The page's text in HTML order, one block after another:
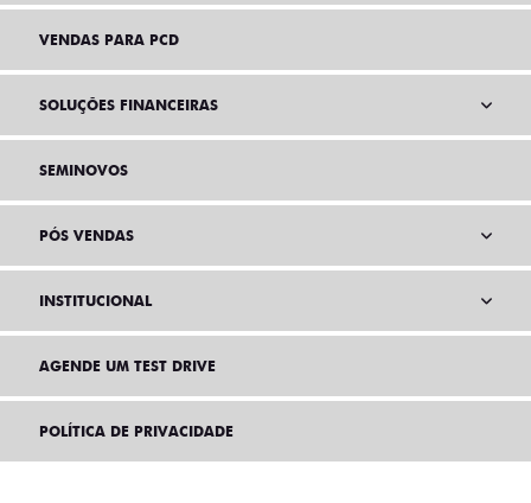
VENDAS PARA PCD
SOLUÇÕES FINANCEIRAS
SEMINOVOS
PÓS VENDAS
INSTITUCIONAL
AGENDE UM TEST DRIVE
POLÍTICA DE PRIVACIDADE